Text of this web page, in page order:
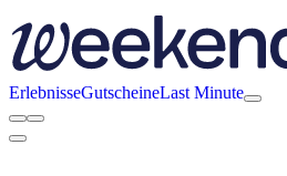
ErlebnisseGutscheineLast Minute